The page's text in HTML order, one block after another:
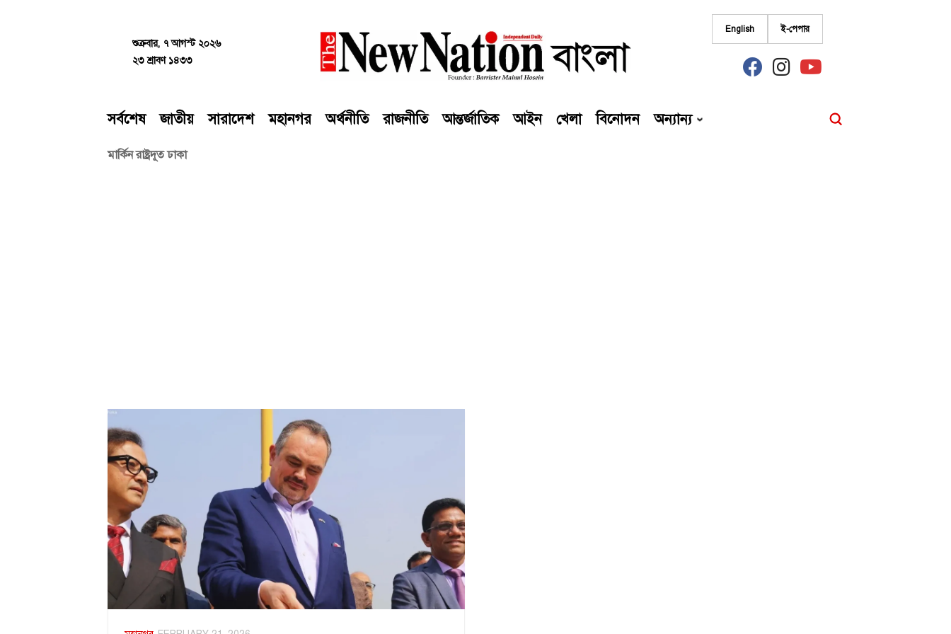
শুক্রবার, ৭ আগস্ট ২০২৬
২৩ শ্রাবণ ১৪৩৩
English ই-পেপার
fab
fa-
fab
fa-
fab
fa-
সর্বশেষ জাতীয় সারাদেশ মহানগর অর্থনীতি রাজনীতি আন্তর্জাতিক আইন খেলা বিনোদন অন্যান্য
মার্কিন রাষ্ট্রদূত ঢাকা